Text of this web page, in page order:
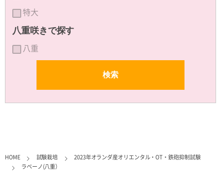
特大
八重咲きで探す
八重
HOME 試験栽培
2023年オランダ産オリエンタル・OT・鉄砲抑制試験
ラベーノ(八重）